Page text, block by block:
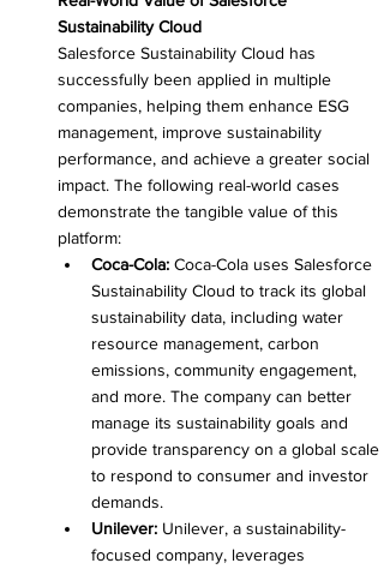
Sustainability Cloud
Salesforce Sustainability Cloud has
successfully been applied in multiple
companies, helping them enhance ESG
management, improve sustainability
performance, and achieve a greater social
impact. The following real-world cases
demonstrate the tangible value of this
platform:
Coca-Cola: Coca-Cola uses Salesforce
Sustainability Cloud to track its global
sustainability data, including water
resource management, carbon
emissions, community engagement,
and more. The company can better
manage its sustainability goals and
provide transparency on a global scale
to respond to consumer and investor
demands.
Unilever: Unilever, a sustainability-
focused company, leverages